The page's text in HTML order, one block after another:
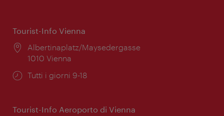
Tourist-Info Vienna
Posizione:
Albertinaplatz/Maysedergasse
1010 Vienna
Orari
Tutti i giorni 9-18
Tourist-Info Aeroporto di Vienna